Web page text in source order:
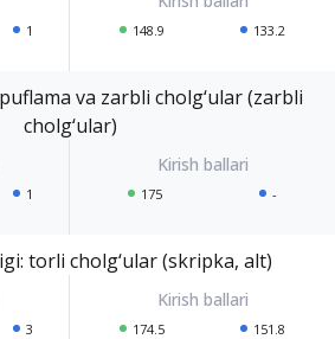
1 148.9 133.2
va zarbli cholg‘ular (zarbli
cholg‘ular)
1 175 -
torli cholg‘ular (skripka, alt)
3 174.5 151.8